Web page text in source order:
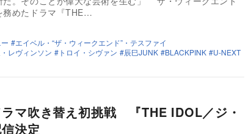
務めたドラマ『THE…
エイベル・“ザ・ウィークエンド”・テスファイ
レヴィンソン トロイ・シヴァン 辰巳JUNK BLACKPINK U-NEXT
マ吹き替え初挑戦 『THE IDOL／ジ・
決定